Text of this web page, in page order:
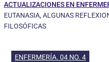
ACTUALIZACIONES EN
EUTANASIA, ALGUNAS
FILOSÓFICAS
ENFERMERÍA. 04 NO. 4